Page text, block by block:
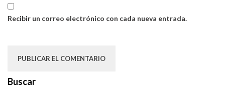
Recibir un correo electrónico con cada nueva entrada.
Buscar